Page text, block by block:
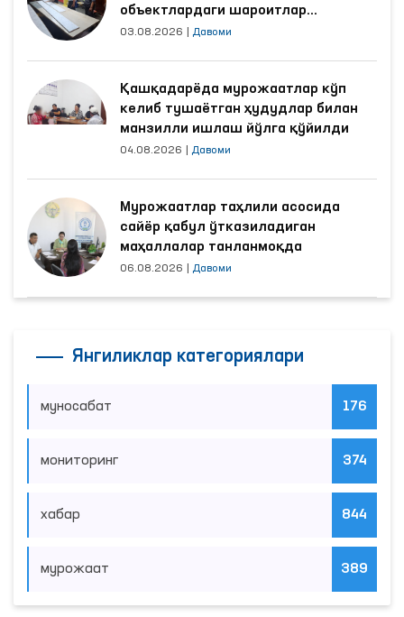
объектлардаги шароитлар
яхшиланди
03.08.2026 Давоми
Қашқадарёда мурожаатлар кўп
келиб тушаётган ҳудудлар билан
манзилли ишлаш йўлга қўйилди
04.08.2026 Давоми
Мурожаатлар таҳлили асосида
сайёр қабул ўтказиладиган
маҳаллалар танланмоқда
06.08.2026 Давоми
Янгиликлар категориялари
муносабат 176
мониторинг 374
хабар 844
мурожаат 389